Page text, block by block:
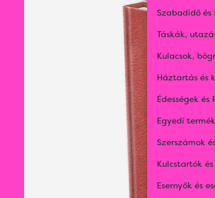
Szabadidő és
Táskák,
Kulacsok,
Háztartás és
Édességek és
Egyedi
Szerszámok
Kulcstartók
Esernyők és